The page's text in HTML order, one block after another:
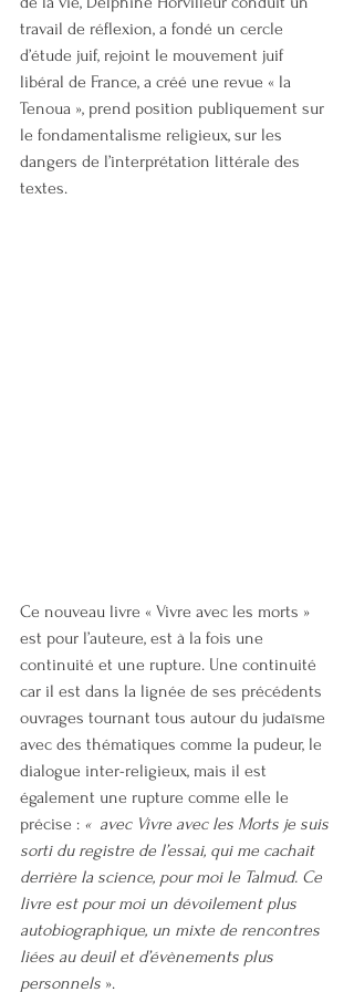
travail de réflexion, a fondé un cercle
d’étude juif, rejoint le mouvement juif
libéral de France, a créé une revue « la
Tenoua », prend position publiquement sur
le fondamentalisme religieux, sur les
dangers de l’interprétation littérale des
textes.
Ce nouveau livre « Vivre avec les morts »
est pour l’auteure, est à la fois une
continuité et une rupture. Une continuité
car il est dans la lignée de ses précédents
ouvrages tournant tous autour du judaïsme
avec des thématiques comme la pudeur, le
dialogue inter-religieux, mais il est
également une rupture comme elle le
précise : «  avec Vivre avec les Morts je suis
sorti du registre de l’essai, qui me cachait
derrière la science, pour moi le Talmud. Ce
livre est pour moi un dévoilement plus
autobiographique, un mixte de rencontres
liées au deuil et d’évènements plus
personnels ».